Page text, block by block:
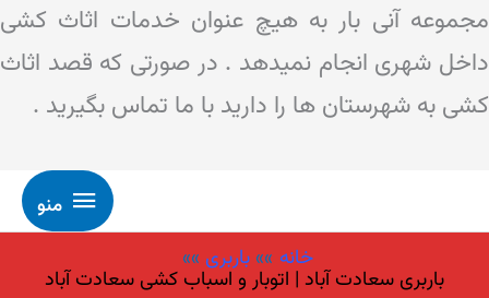
مجموعه آنی بار به هیچ عنوان خدمات اثاث کشی
داخل شهری انجام نمیدهد . در صورتی که قصد اثاث
کشی به شهرستان ها را دارید با ما تماس بگیرید .
به
منومنو
خانه باربری
باربری سعادت آباد | اتوبار و اسباب کشی سعادت آباد